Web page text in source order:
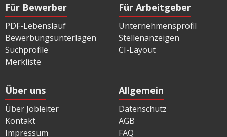
Für Bewerber
PDF-Lebenslauf
Bewerbungsunterlagen
Suchprofile
Merkliste
Für Arbeitgeber
Unternehmensprofil
Stellenanzeigen
CI-Layout
Über uns
Über Jobleiter
Kontakt
Impressum
Allgemein
Datenschutz
AGB
FAQ